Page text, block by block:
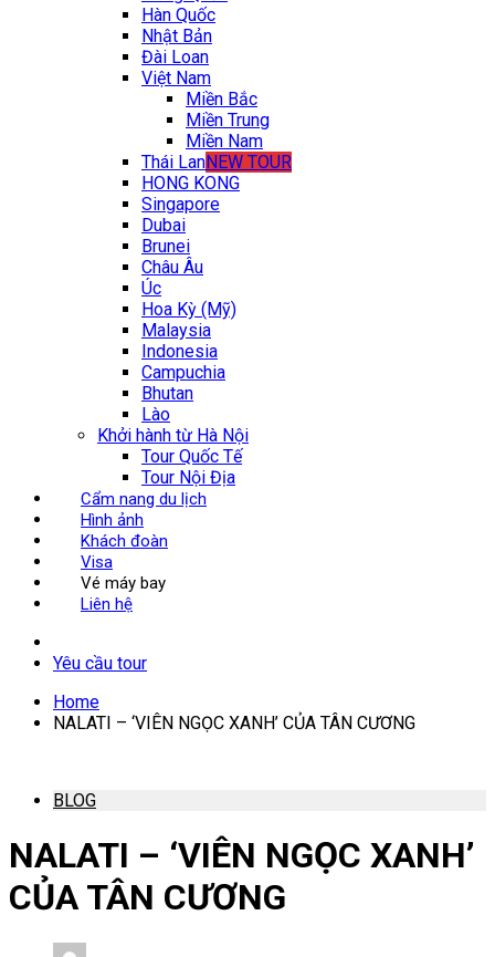
Hàn Quốc
Nhật Bản
Đài Loan
Việt Nam
Miền Bắc
Miền Trung
Miền Nam
Thái LanNEW TOUR
HONG KONG
Singapore
Dubai
Brunei
Châu Âu
Úc
Hoa Kỳ (Mỹ)
Malaysia
Indonesia
Campuchia
Bhutan
Lào
Khởi hành từ Hà Nội
Tour Quốc Tế
Tour Nội Địa
Cẩm nang du lịch
Hình ảnh
Khách đoàn
Visa
Vé máy bay
Liên hệ
Yêu cầu tour
Home
NALATI – ‘VIÊN NGỌC XANH’ CỦA TÂN CƯƠNG
BLOG
NALATI – ‘VIÊN NGỌC XANH’
CỦA TÂN CƯƠNG